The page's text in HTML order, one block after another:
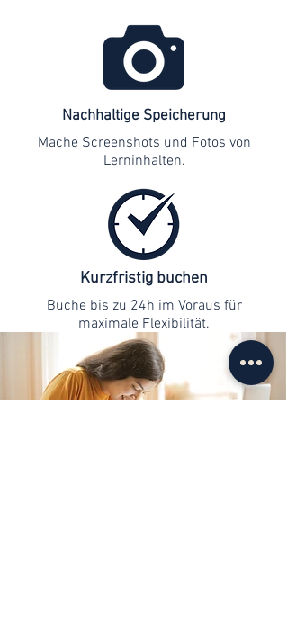
Nachhaltige Speicherung
Mache Screenshots und Fotos von
Lerninhalten.
Kurzfristig buchen
Buche bis zu 24h im Voraus für
maximale Flexibilität.